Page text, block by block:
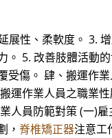
展性、柔軟度。 3.
。 5. 改善肢體活動
受傷。 肆、搬運作
運作業人員之職業
人員防範對策 (一)
， 脊椎矯正器注意工